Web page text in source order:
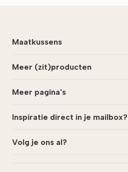
Maatkussens
Meer (zit)producten
Meer pagina's
Inspiratie direct in je mailbox?
Volg je ons al?